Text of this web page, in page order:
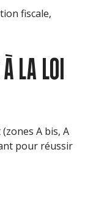
fiscale,
LA LOI
A bis, A
pour réussir